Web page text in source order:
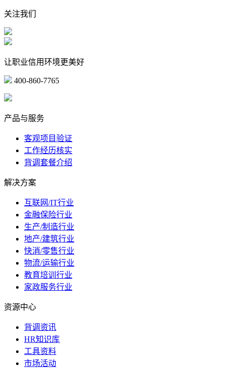
关注我们
让职业信用环境更美好
400-860-7765
产品与服务
客观项目验证
工作经历核实
背调套餐介绍
解决方案
互联网/IT行业
金融保险行业
生产/制造行业
地产/建筑行业
快消/零售行业
物流/运输行业
教育培训行业
家政服务行业
资源中心
背调资讯
HR知识库
工具资料
市场活动